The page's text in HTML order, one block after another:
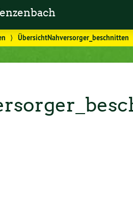
⟩ ÜbersichtNahversorger_beschnitten